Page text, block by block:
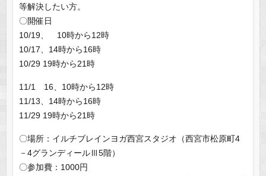
等解決したい方。
〇開催日
10/19、 10時から12時
10/17、14時から16時
10/29 19時から21時
11/1 16、10時から12時
11/13、14時から16時
11/29 19時から21時
〇場所：イルチブレインヨガ西宮スタジオ（西宮市松原町4
－4グランディールⅢ5階）
〇参加費：1000円